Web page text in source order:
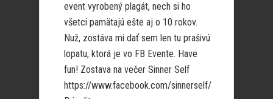
event vyrobený plagát, nech si ho
všetci pamätajú ešte aj o 10 rokov.
Nuž, zostáva mi dať sem len tu prašivú
lopatu, ktorá je vo FB Evente. Have
fun! Zostava na večer Sinner Self
https://www.facebook.com/sinnerself/